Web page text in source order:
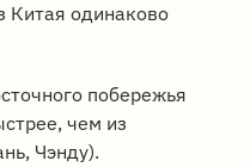
Китая одинаково
побережья
чем из
Чэнду).